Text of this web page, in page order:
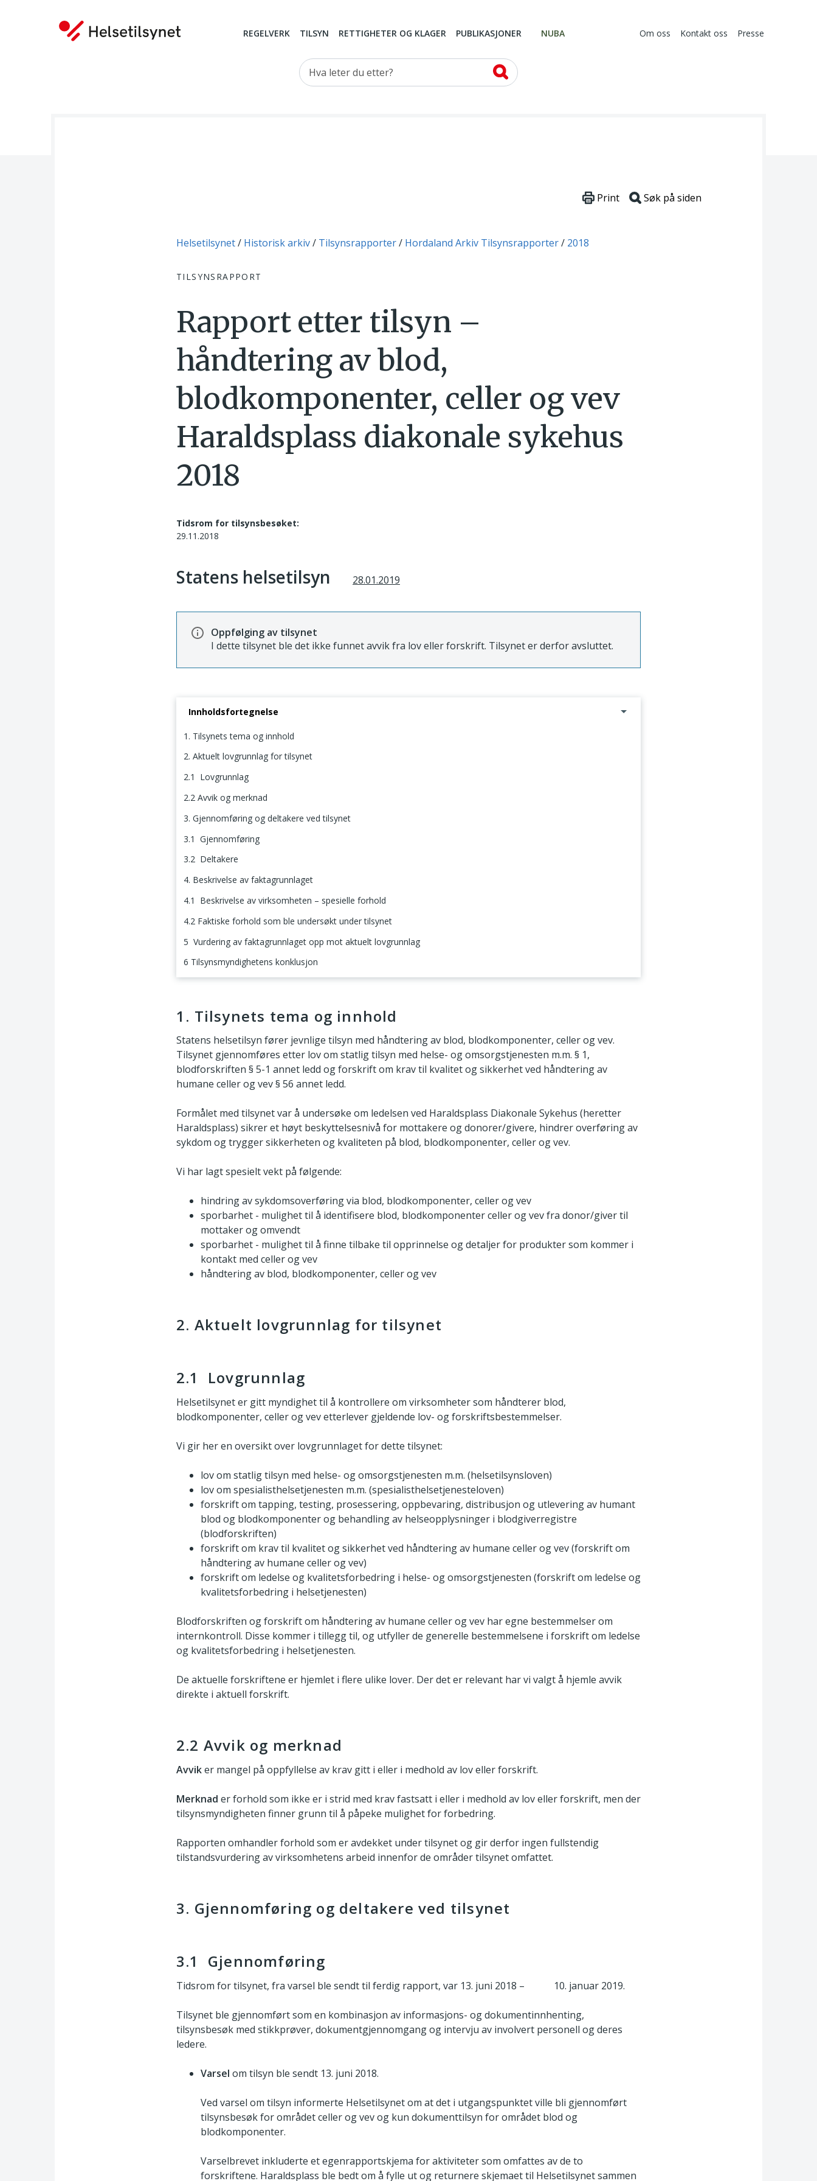
REGELVERK TILSYN RETTIGHETER OG KLAGER PUBLIKASJONER NUBA Om oss Kontakt oss Presse
Hva leter du etter?
Du er her:
Helsetilsynet Historisk arkiv Tilsynsrapporter Hordaland Arkiv Tilsynsrapporter 2018
TILSYNSRAPPORT
Print Søk på siden
Rapport etter tilsyn –
håndtering av blod,
blodkomponenter, celler og vev
Haraldsplass diakonale sykehus
2018
Tidsrom for tilsynsbesøket:
29.11.2018
Statens helsetilsyn 28.01.2019
Oppfølging av tilsynet
I dette tilsynet ble det ikke funnet avvik fra lov eller forskrift. Tilsynet er derfor avsluttet.
Innholdsfortegnelse
1. Tilsynets tema og innhold
2. Aktuelt lovgrunnlag for tilsynet
2.1 Lovgrunnlag
2.2 Avvik og merknad
3. Gjennomføring og deltakere ved tilsynet
3.1 Gjennomføring
3.2 Deltakere
4. Beskrivelse av faktagrunnlaget
4.1 Beskrivelse av virksomheten – spesielle forhold
4.2 Faktiske forhold som ble undersøkt under tilsynet
5 Vurdering av faktagrunnlaget opp mot aktuelt lovgrunnlag
6 Tilsynsmyndighetens konklusjon
1. Tilsynets tema og innhold
Statens helsetilsyn fører jevnlige tilsyn med håndtering av blod, blodkomponenter, celler og vev.
Tilsynet gjennomføres etter lov om statlig tilsyn med helse- og omsorgstjenesten m.m. § 1,
blodforskriften § 5-1 annet ledd og forskrift om krav til kvalitet og sikkerhet ved håndtering av
humane celler og vev § 56 annet ledd.
Formålet med tilsynet var å undersøke om ledelsen ved Haraldsplass Diakonale Sykehus (heretter
Haraldsplass) sikrer et høyt beskyttelsesnivå for mottakere og donorer/givere, hindrer overføring av
sykdom og trygger sikkerheten og kvaliteten på blod, blodkomponenter, celler og vev.
Vi har lagt spesielt vekt på følgende:
hindring av sykdomsoverføring via blod, blodkomponenter, celler og vev
sporbarhet - mulighet til å identifisere blod, blodkomponenter celler og vev fra donor/giver til
mottaker og omvendt
sporbarhet - mulighet til å finne tilbake til opprinnelse og detaljer for produkter som kommer i
kontakt med celler og vev
håndtering av blod, blodkomponenter, celler og vev
2. Aktuelt lovgrunnlag for tilsynet
2.1 Lovgrunnlag
Helsetilsynet er gitt myndighet til å kontrollere om virksomheter som håndterer blod,
blodkomponenter, celler og vev etterlever gjeldende lov- og forskriftsbestemmelser.
Vi gir her en oversikt over lovgrunnlaget for dette tilsynet:
lov om statlig tilsyn med helse- og omsorgstjenesten m.m. (helsetilsynsloven)
lov om spesialisthelsetjenesten m.m. (spesialisthelsetjenesteloven)
forskrift om tapping, testing, prosessering, oppbevaring, distribusjon og utlevering av humant
blod og blodkomponenter og behandling av helseopplysninger i blodgiverregistre
(blodforskriften)
forskrift om krav til kvalitet og sikkerhet ved håndtering av humane celler og vev (forskrift om
håndtering av humane celler og vev)
forskrift om ledelse og kvalitetsforbedring i helse- og omsorgstjenesten (forskrift om ledelse og
kvalitetsforbedring i helsetjenesten)
Blodforskriften og forskrift om håndtering av humane celler og vev har egne bestemmelser om
internkontroll. Disse kommer i tillegg til, og utfyller de generelle bestemmelsene i forskrift om ledelse
og kvalitetsforbedring i helsetjenesten.
De aktuelle forskriftene er hjemlet i flere ulike lover. Der det er relevant har vi valgt å hjemle avvik
direkte i aktuell forskrift.
2.2 Avvik og merknad
Avviker mangel på oppfyllelse av krav gitt i eller i medhold av lov eller forskrift.
Merknad er forhold som ikke er i strid med krav fastsatt i eller i medhold av lov eller forskrift, men der
tilsynsmyndigheten finner grunn til å påpeke mulighet for forbedring.
Rapporten omhandler forhold som er avdekket under tilsynet og gir derfor ingen fullstendig
tilstandsvurdering av virksomhetens arbeid innenfor de områder tilsynet omfattet.
3. Gjennomføring og deltakere ved tilsynet
3.1 Gjennomføring
Tidsrom for tilsynet, fra varsel ble sendt til ferdig rapport, var 13. juni 2018 – 10. januar 2019.
Tilsynet ble gjennomført som en kombinasjon av informasjons- og dokumentinnhenting,
tilsynsbesøk med stikkprøver, dokumentgjennomgang og intervju av involvert personell og deres
ledere.
Varsel om tilsyn ble sendt 13. juni 2018.
Ved varsel om tilsyn informerte Helsetilsynet om at det i utgangspunktet ville bli gjennomført
tilsynsbesøk for området celler og vev og kun dokumenttilsyn for området blod og
blodkomponenter.
Varselbrevet inkluderte et egenrapportskjema for aktiviteter som omfattes av de to
forskriftene. Haraldsplass ble bedt om å fylle ut og returnere skjemaet til Helsetilsynet sammen